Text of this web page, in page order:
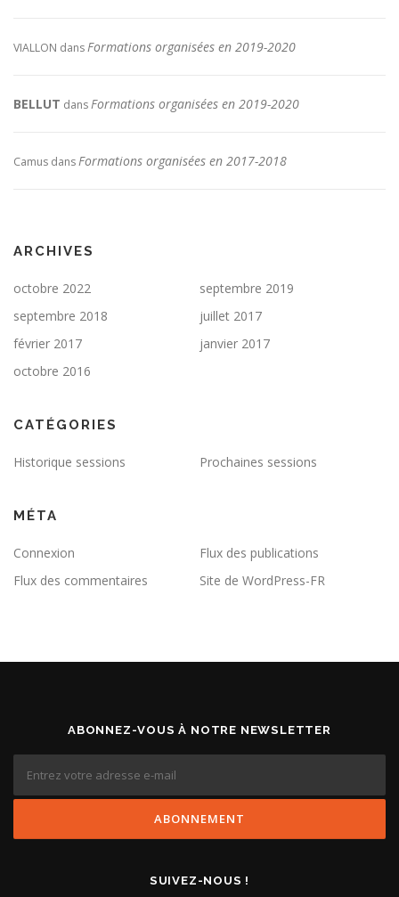
VIALLON dansFormations organisées en 2019-2020
BELLUT dansFormations organisées en 2019-2020
Camus dansFormations organisées en 2017-2018
ARCHIVES
octobre 2022
septembre 2019
septembre 2018
juillet 2017
février 2017
janvier 2017
octobre 2016
CATÉGORIES
Historique sessions Prochaines sessions
MÉTA
Connexion
Flux des publications
Flux des commentaires
Site de WordPress-FR
ABONNEZ-VOUS À NOTRE NEWSLETTER
SUIVEZ-NOUS !